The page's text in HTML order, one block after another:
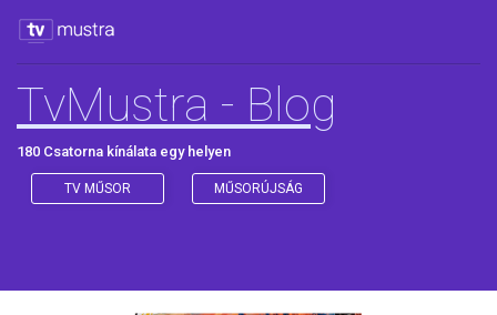
TvMustra - Blog
180 Csatorna kínálata egy helyen
TV MŰSOR MŰSORÚJSÁG